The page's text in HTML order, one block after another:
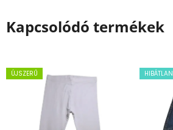
Kapcsolódó termékek
ÚJSZERŰ HIBÁTLAN